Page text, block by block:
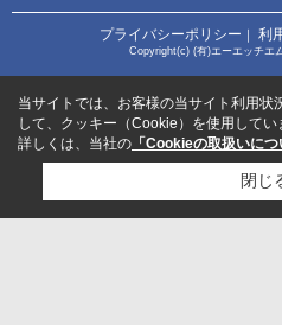
プライバシーポリシー 利
Copyright(c) (有)エーエッチエ
当サイトでは、お客様の当サイト利用状
して、クッキー（Cookie）を使用してい
詳しくは、当社の 「Cookieの取扱いにつ
閉じ